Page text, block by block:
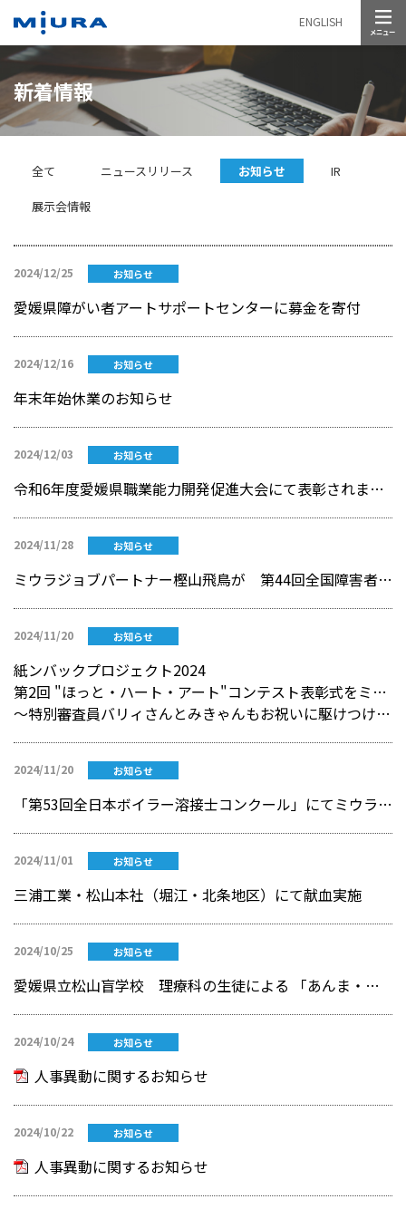
ENGLISH
新着情報
全て ニュースリリース お知らせ IR
展示会情報
2024/12/25 お知らせ
愛媛県障がい者アートサポートセンターに募金を寄付
2024/12/16 お知らせ
年末年始休業のお知らせ
2024/12/03 お知らせ
令和6年度愛媛県職業能力開発促進大会にて表彰されました
2024/11/28 お知らせ
ミウラジョブパートナー樫山飛鳥が 第44回全国障害者技能競技大会（アビリンピック） で銅賞
2024/11/20 お知らせ
紙ンバックプロジェクト2024
第2回 "ほっと・ハート・アート"コンテスト表彰式をミウラート・ヴィレッジで実施
～特別審査員バリィさんとみきゃんもお祝いに駆けつけました～
2024/11/20 お知らせ
「第53回全日本ボイラー溶接士コンクール」にてミウラグループの製造会社の社員4名が入賞
2024/11/01 お知らせ
三浦工業・松山本社（堀江・北条地区）にて献血実施
2024/10/25 お知らせ
愛媛県立松山盲学校 理療科の生徒による 「あんま・マッサージ施術」を体験
2024/10/24 お知らせ
人事異動に関するお知らせ
2024/10/22 お知らせ
人事異動に関するお知らせ